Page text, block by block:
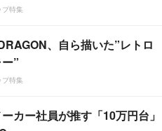
プ特集
、自ら描いた”レトロ
”
プ特集
ーカー社員が推す「10万円台」